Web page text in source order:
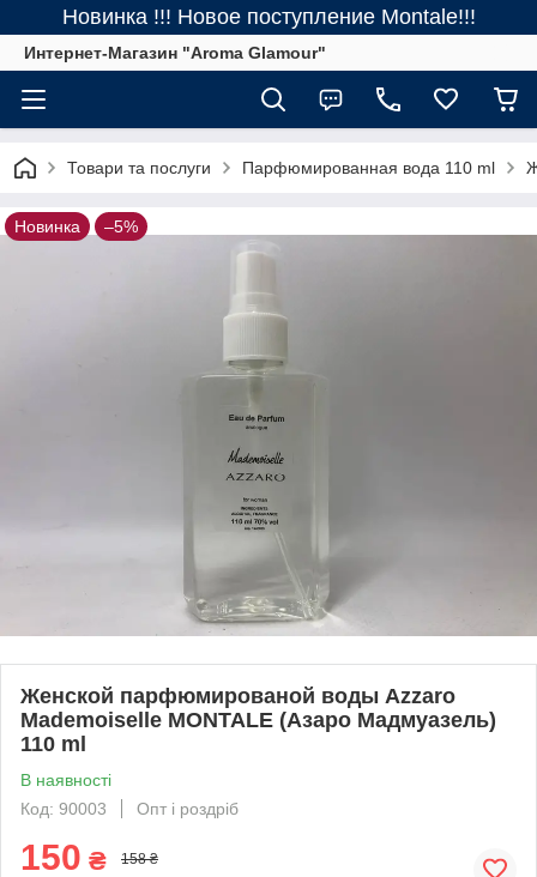
Новинка !!! Новое поступление Montale!!!
Интернет-Магазин "Aroma Glamour"
Товари та послуги Парфюмированная вода 110 ml
Новинка –5%
Женской парфюмированой воды Azzaro
Mademoiselle MONTALE (Азаро Мадмуазель)
110 ml
В наявності
Код: 90003
Опт і роздріб
150 ₴ 158 ₴